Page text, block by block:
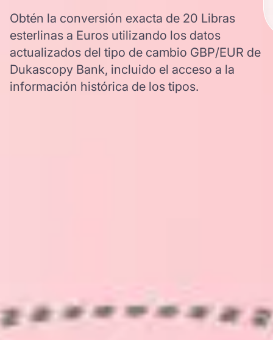
Obtén la conversión exacta de 20 Libras
esterlinas a Euros utilizando los datos
actualizados del tipo de cambio GBP/EUR de
Dukascopy Bank, incluido el acceso a la
información histórica de los tipos.